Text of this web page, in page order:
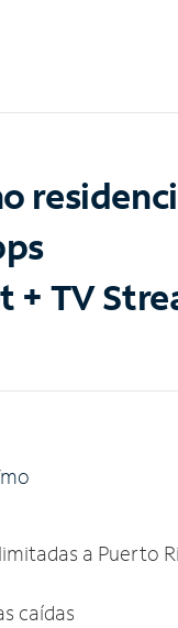
+ TV
o
a Puerto
caídas